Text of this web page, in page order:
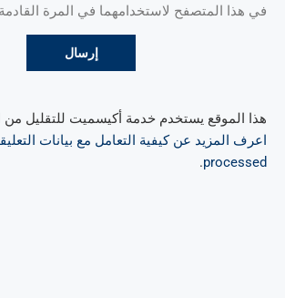
في هذا المتصفح لاستخدامهما في المرة
هذا الموقع يستخدم خدمة أكيسميت للتقليل من
اعرف المزيد عن كيفية التعامل مع بيانات
processed
.